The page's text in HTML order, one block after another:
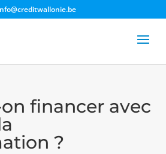
financer avec
?